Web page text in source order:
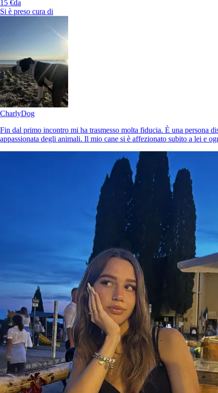
15 €da
È più facile cercare i pet sitter nell’app
Scarica l’app Sittsy
15 €da
Si è preso cura di
CharlyDog
Fin dal primo incontro mi ha trasmesso molta fiducia. È una persona
appassionata degli animali. Il mio cane si è affezionato subito a lei e